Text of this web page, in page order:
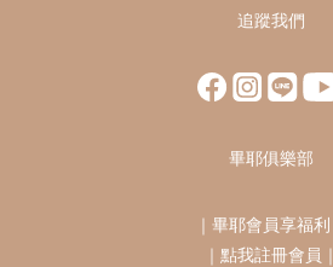
追蹤我們
畢耶俱樂部
｜ 畢耶會員享福利
｜ 點我註冊會員 ｜